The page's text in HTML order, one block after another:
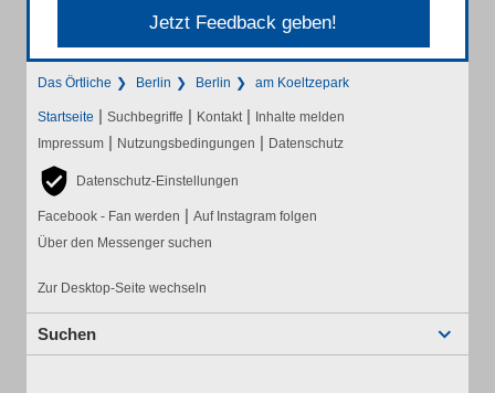
Jetzt Feedback geben!
Das Örtliche Berlin Berlin am Koeltzepark
Startseite | Suchbegriffe | Kontakt | Inhalte melden
Impressum | Nutzungsbedingungen | Datenschutz
Datenschutz-Einstellungen
Facebook - Fan werden | Auf Instagram folgen
Über den Messenger suchen
Zur Desktop-Seite wechseln
Suchen